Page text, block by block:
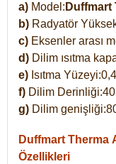
a) Model: Duffmart
b) Radyatör
c) Eksenler arası
d) Dilim ısıtma
e) Isıtma
f) Dilim
g) Dilim
Duffmart Therma
Özellikleri